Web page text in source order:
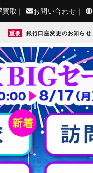
買取 ｜ お問い合わせ ｜
重要 銀行口座変更のお知らせ